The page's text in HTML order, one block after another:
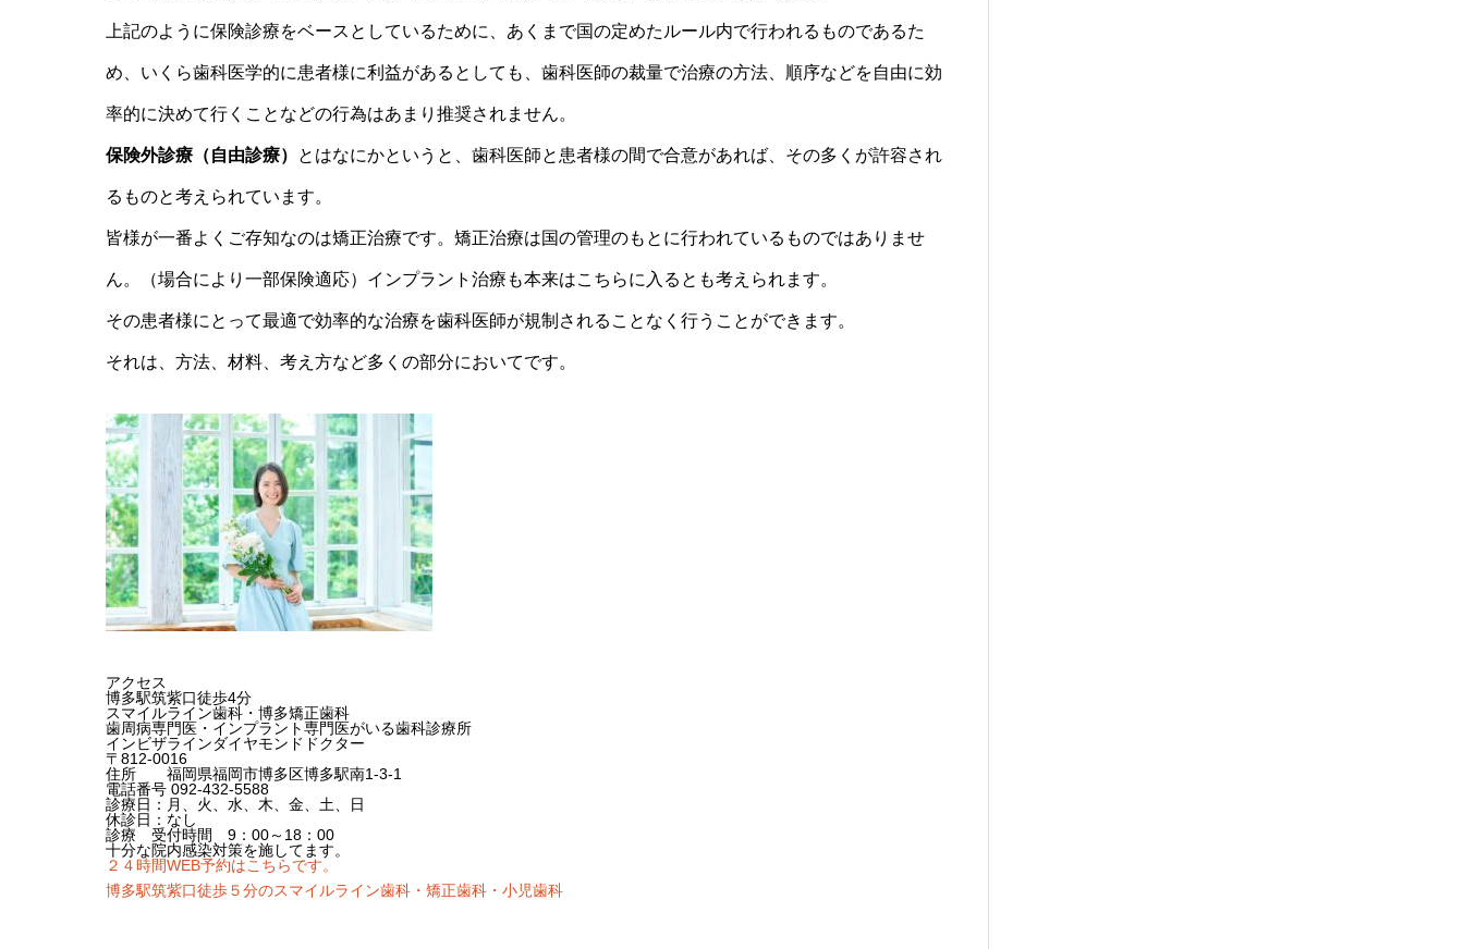
上記のように保険診療をベースとしているために、あくまで国の定めたルール内で行われるものであるた
め、いくら歯科医学的に患者様に利益があるとしても、歯科医師の裁量で治療の方法、順序などを自由に効
率的に決めて行くことなどの行為はあまり推奨されません。
保険外診療（自由診療） とはなにかというと、歯科医師と患者様の間で合意があれば、その多くが許容され
るものと考えられています。
皆様が一番よくご存知なのは矯正治療です。矯正治療は国の管理のもとに行われているものではありませ
ん。（場合により一部保険適応）インプラント治療も本来はこちらに入るとも考えられます。
その患者様にとって最適で効率的な治療を歯科医師が規制されることなく行うことができます。
それは、方法、材料、考え方など多くの部分においてです。
アクセス
博多駅筑紫口徒歩4分
スマイルライン歯科・博多矯正歯科
歯周病専門医・インプラント専門医がいる歯科診療所
インビザラインダイヤモンドドクター
〒812-0016
住所 福岡県福岡市博多区博多駅南1-3-1
電話番号 092-432-5588
診療日：月、火、水、木、金、土、日
休診日：なし
診療 受付時間 9：00～18：00
十分な院内感染対策を施してます。
２４時間WEB予約はこちらです。
博多駅筑紫口徒歩５分のスマイルライン歯科・矯正歯科・小児歯科